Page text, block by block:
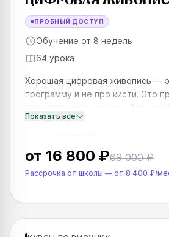
ПРОБНЫЙ ДОСТУП
Обучение от 8 недель
64 урока
Хорошая цифровая живопись —
программу и не про кисти. Это
тон, свет, цвет, воздух, баланс.
отличает работу, которая
Показать все
от 16 800 ₽69 000 ₽
Рассрочка от школы — от 8 400 ₽/